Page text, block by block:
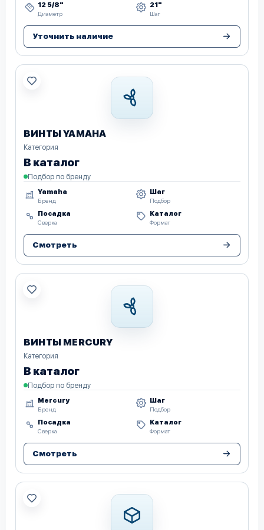
12 5/8"
Диаметр
21"
Шаг
Уточнить наличие
ВИНТЫ YAMAHA
Категория
В каталог
Подбор по бренду
Yamaha
Бренд
Шаг
Подбор
Посадка
Сверка
Каталог
Формат
Смотреть
ВИНТЫ MERCURY
Категория
В каталог
Подбор по бренду
Mercury
Бренд
Шаг
Подбор
Посадка
Сверка
Каталог
Формат
Смотреть